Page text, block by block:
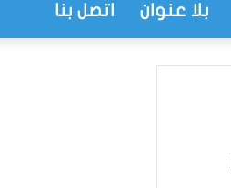
بلا عنوان اتصل بنا